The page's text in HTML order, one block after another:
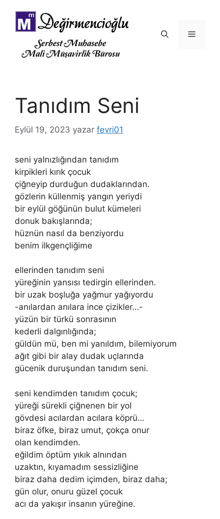
Menü
Tanıdım Seni
Eylül 19, 2023 yazar fevri01
seni yalnızlığından tanıdım
kirpikleri kırık çocuk
çiğneyip durduğun dudaklarından.
gözlerin küllenmiş yangın yeriydi
bir eylül göğünün bulut kümeleri
donuk bakışlarında;
hüznün nasıl da benziyordu
benim ilkgençliğime
ellerinden tanıdım seni
yüreğinin yansısı tedirgin ellerinden.
bir uzak boşluğa yağmur yağıyordu
-anılardan anılara ince çizikler…-
yüzün bir türkü sonrasının
kederli dalgınlığında;
güldün mü, ben mi yanıldım, bilemiyorum
ağıt gibi bir alay dudak uçlarında
gücenik duruşundan tanıdım seni.
seni kendimden tanıdım çocuk;
yüreği sürekli çiğnenen bir yol
gövdesi acılardan acılara köprü…
biraz öfke, biraz umut, çokça onur
olan kendimden.
eğildim öptüm yıkık alnından
uzaktın, kıyamadım sessizliğine
biraz daha dedim içimden, biraz daha;
gün olur, onuru güzel çocuk
acı da yakışır insanın yüreğine.